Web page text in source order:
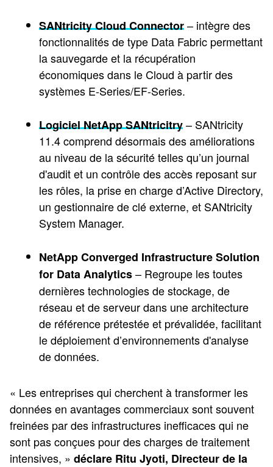
SANtricity Cloud Connector– intègre des
fonctionnalités de type Data Fabric permettant
la sauvegarde et la récupération
économiques dans le Cloud à partir des
systèmes E-Series/EF-Series.
Logiciel NetApp SANtricitry– SANtricity
11.4 comprend désormais des améliorations
au niveau de la sécurité telles qu’un journal
d'audit et un contrôle des accès reposant sur
les rôles, la prise en charge d’Active Directory,
un gestionnaire de clé externe, et SANtricity
System Manager.
NetApp Converged Infrastructure Solution
for Data Analytics– Regroupe les toutes
dernières technologies de stockage, de
réseau et de serveur dans une architecture
de référence prétestée et prévalidée, facilitant
le déploiement d’environnements d'analyse
de données.
« Les entreprises qui cherchent à transformer les
données en avantages commerciaux sont souvent
freinées par des infrastructures inefficaces qui ne
sont pas conçues pour des charges de traitement
intensives, » déclare Ritu Jyoti, Directeur de la